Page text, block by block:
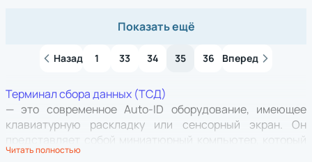
Показать ещё
Назад 1 33 34 35 36 Вперед
Терминал сбора данных (ТСД)
— это современное Auto-ID оборудование, имеющее
клавиатурную раскладку или сенсорный экран. Он
представляет собой миниатюрный компьютер, который
помогает решить широкий спектр задач, но его основное
Читать полностью